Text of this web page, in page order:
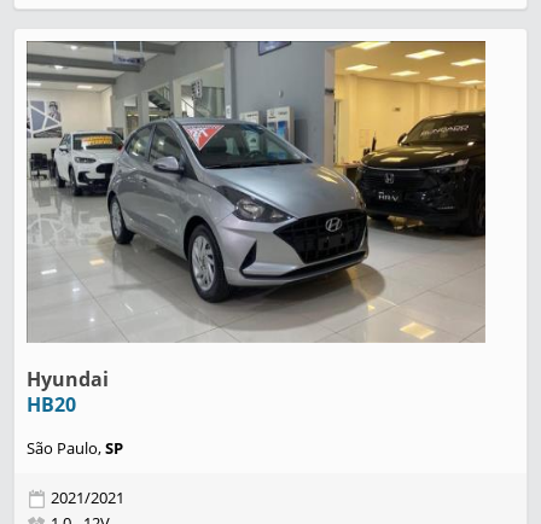
Hyundai
HB20
São Paulo,SP
2021/2021